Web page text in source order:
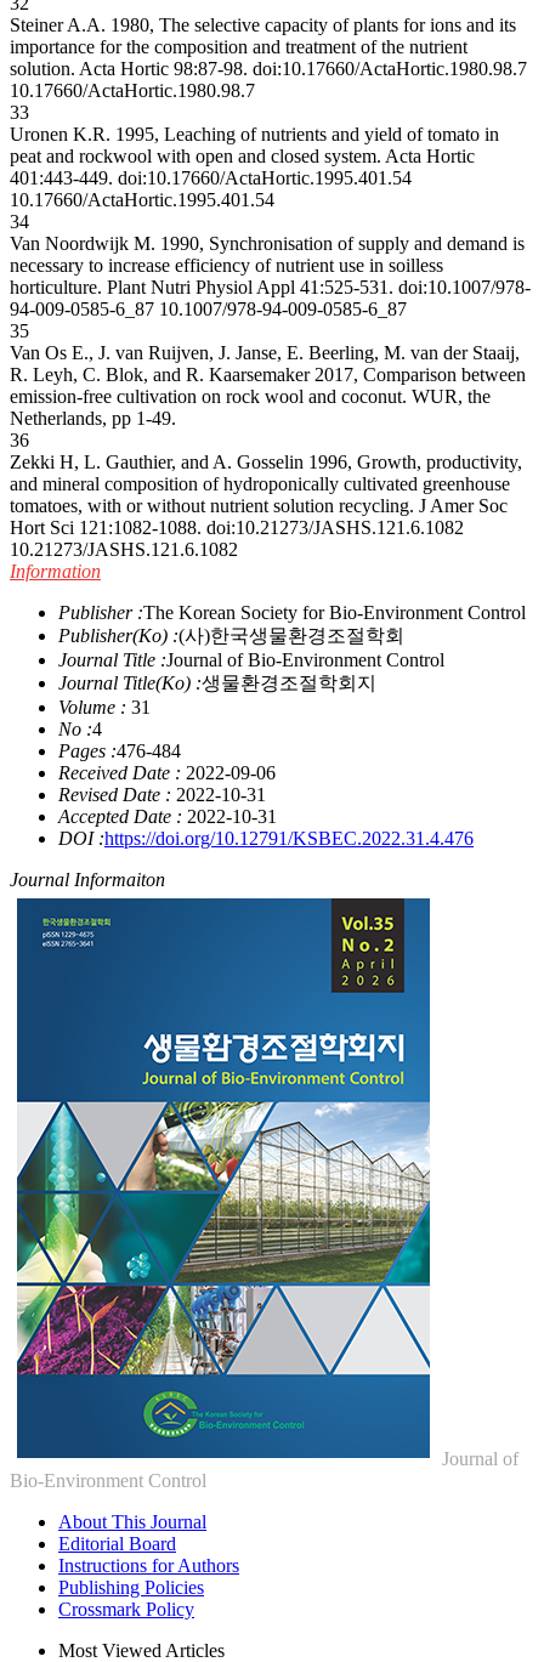
Steiner A.A. 1980, The selective capacity of plants for ions and its
importance for the composition and treatment of the nutrient
solution. Acta Hortic 98:87-98. doi:10.17660/ActaHortic.1980.98.7
10.17660/ActaHortic.1980.98.7
33
Uronen K.R. 1995, Leaching of nutrients and yield of tomato in
peat and rockwool with open and closed system. Acta Hortic
401:443-449. doi:10.17660/ActaHortic.1995.401.54
10.17660/ActaHortic.1995.401.54
34
Van Noordwijk M. 1990, Synchronisation of supply and demand is
necessary to increase efficiency of nutrient use in soilless
horticulture. Plant Nutri Physiol Appl 41:525-531. doi:10.1007/978-
94-009-0585-6_87 10.1007/978-94-009-0585-6_87
35
Van Os E., J. van Ruijven, J. Janse, E. Beerling, M. van der Staaij,
R. Leyh, C. Blok, and R. Kaarsemaker 2017, Comparison between
emission-free cultivation on rock wool and coconut. WUR, the
Netherlands, pp 1-49.
36
Zekki H, L. Gauthier, and A. Gosselin 1996, Growth, productivity,
and mineral composition of hydroponically cultivated greenhouse
tomatoes, with or without nutrient solution recycling. J Amer Soc
Hort Sci 121:1082-1088. doi:10.21273/JASHS.121.6.1082
10.21273/JASHS.121.6.1082
Information
Publisher :The Korean Society for Bio-Environment Control
Publisher(Ko) :(사)한국생물환경조절학회
Journal Title :Journal of Bio-Environment Control
Journal Title(Ko) :생물환경조절학회지
Volume : 31
No :4
Pages :476-484
Received Date : 2022-09-06
Revised Date : 2022-10-31
Accepted Date : 2022-10-31
DOI :https://doi.org/10.12791/KSBEC.2022.31.4.476
Journal Informaiton
Journal of
Bio-Environment Control
About This Journal
Editorial Board
Instructions for Authors
Publishing Policies
Crossmark Policy
Most Viewed Articles